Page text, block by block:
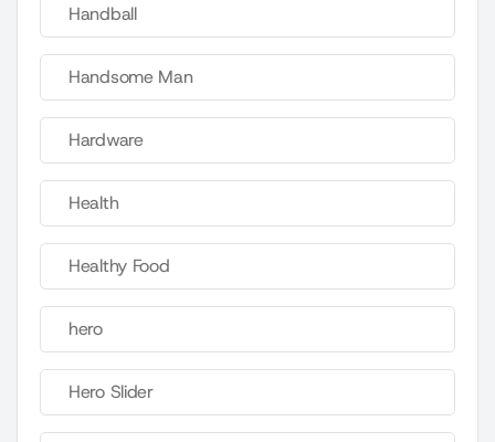
Handball
Handsome Man
Hardware
Health
Healthy Food
hero
Hero Slider